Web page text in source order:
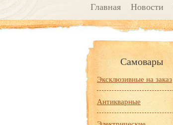
Главная Новости
Самовары
Эксклюзивные на заказ
Антикварные